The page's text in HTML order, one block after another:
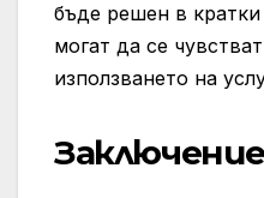
бъде решен в
могат да се
използването на
Заключение